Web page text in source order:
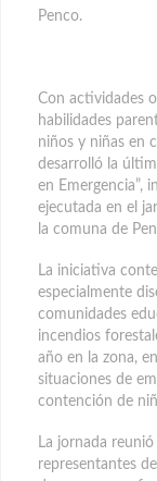
Penco.
Con actividades
habilidades
niños y niñas en
desarrolló la
en Emergencia”,
ejecutada en el
la comuna de
La iniciativa
especialmente
comunidades
incendios
año en la zona,
situaciones de
contención de
La jornada
representantes